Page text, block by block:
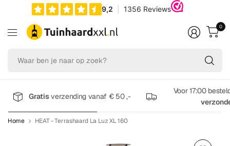
op
0
Gratisverzending vanaf € 50 ,-
Voor 17:00
Home HEAT - Terrashaard La Luz XL 160